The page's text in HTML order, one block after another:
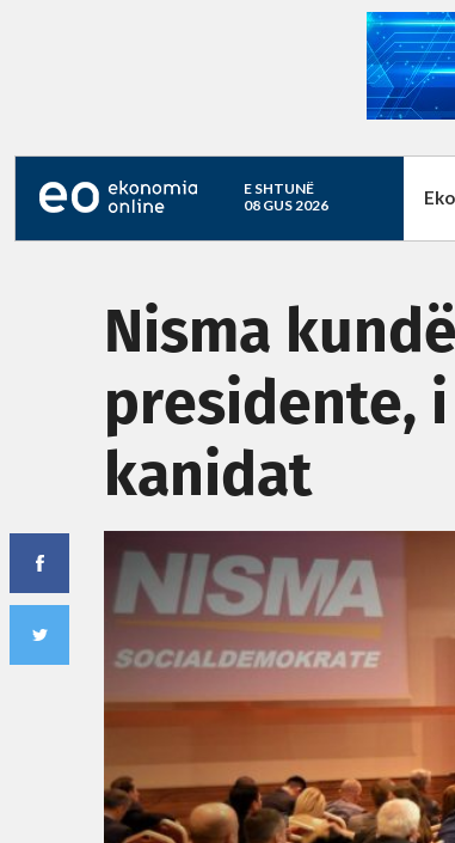
E SHTUNË
08 GUS 2026
Nisma
presidente,
kanidat